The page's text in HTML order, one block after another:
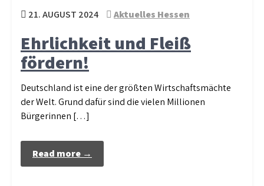
21. AUGUST 2024 Aktuelles Hessen
Ehrlichkeit und Fleiß
fördern!
Deutschland ist eine der größten Wirtschaftsmächte
der Welt. Grund dafür sind die vielen Millionen
Bürgerinnen […]
Read more →